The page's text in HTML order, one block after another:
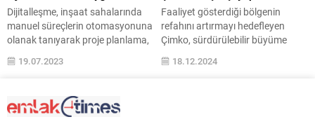
otomatik...
GYODER’in...
Dijitalleşme, inşaat sahalarında
manuel süreçlerin otomasyonuna
olanak tanıyarak proje planlama,
çizelgeleme ve iletişim gibi
görevler için gereken zaman ve
verimlilik, maliyet tasarrufu
sağlamanın yanı sıra projelerin
19.07.2023
Faaliyet gösterdiği bölgenin
refahını artırmayı hedefleyen
Çimko, sürdürülebilir büyüme
hedefleri doğrultusunda
kadınların toplumdaki konumuna
18.12.2024